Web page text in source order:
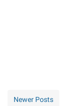
Newer Posts